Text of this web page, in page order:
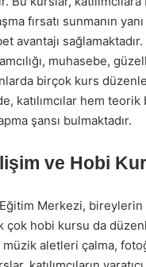
fırsatı sunmanın
avantajı
muhasebe,
birçok kurs
katılımcılar hem
şansı bulmaktadır.
ve Hobi
Eğitim Merkezi,
çok hobi kursu da
aletleri çalma,